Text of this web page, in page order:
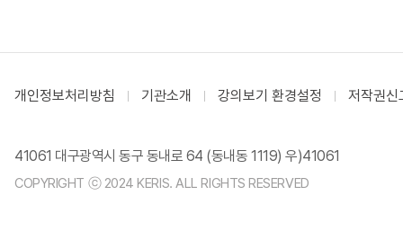
개인정보처리방침 기관소개 강의보기 환경설정 저작권신
41061 대구광역시 동구 동내로 64 (동내동 1119) 우)41061
COPYRIGHT ⓒ 2024 KERIS. ALL RIGHTS RESERVED